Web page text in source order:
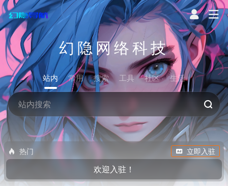
幻隐网络科技
站内 常用 搜索 工具 社区 生活
热门 立即入驻
欢迎入驻！